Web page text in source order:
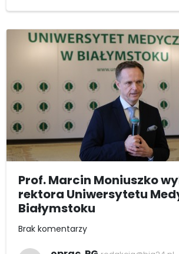
Prof. Marcin Moniuszko
rektora Uniwersytetu
Białymstoku
Brak komentarzy